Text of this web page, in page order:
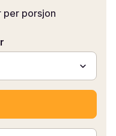
per porsjon